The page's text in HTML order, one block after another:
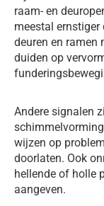
raam- en
meestal
deuren en ramen
duiden op
Andere signalen
wijzen op
doorlaten. Ook
hellende of holle
aangeven.